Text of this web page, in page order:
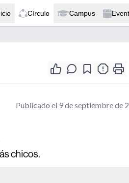
Círculo Campus
Publicado el 9 de septiembre de
chicos.